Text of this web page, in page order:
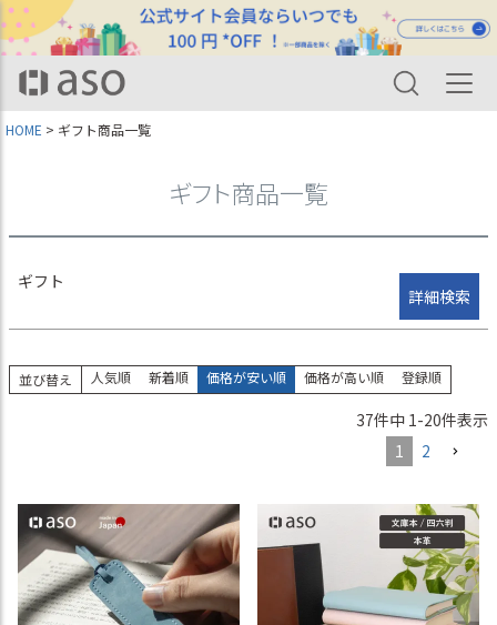
HOME ギフト商品一覧
ギフト商品一覧
ギフト
詳細検索
並び順
新着順
登録順
価格が安い順
価格が高い順
優先度順
キーワードヒット順
検索
並び替え 人気順 新着順 価格が安い順 価格が高い順 登録順
37件中 1-20件表示
1
2